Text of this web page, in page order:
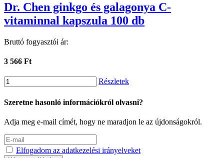
Dr. Chen ginkgo és galagonya C-
vitaminnal kapszula 100 db
Bruttó fogyasztói ár:
3 566 Ft
Részletek
Szeretne hasonló információkról olvasni?
Adja meg e-mail címét, hogy ne maradjon le az újdonságokról.
Elfogadom az adatkezelési irányelveket